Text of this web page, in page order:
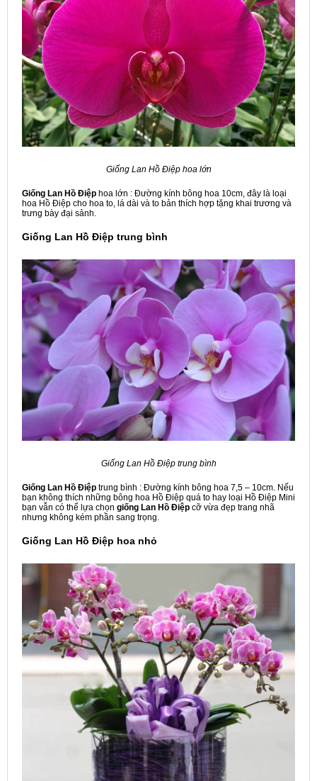
Giống Lan Hồ Điệp hoa lớn
Giống Lan Hồ Điệp hoa lớn : Đường kính bông hoa 10cm, đây là loại
hoa Hồ Điệp cho hoa to, lá dài và to bản thích hợp tặng khai trương và
trưng bày đại sảnh.
Giống Lan Hồ Điệp trung bình
Giống Lan Hồ Điệp trung bình
Giống Lan Hồ Điệp trung bình : Đường kính bông hoa 7,5 – 10cm. Nếu
bạn không thích những bông hoa Hồ Điệp quá to hay loại Hồ Điệp Mini
bạn vẫn có thể lựa chọn giống Lan Hồ Điệp cỡ vừa đẹp trang nhã
nhưng không kém phần sang trọng.
Giống Lan Hồ Điệp hoa nhỏ